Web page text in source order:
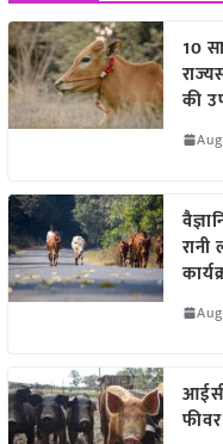
10
की
रानी